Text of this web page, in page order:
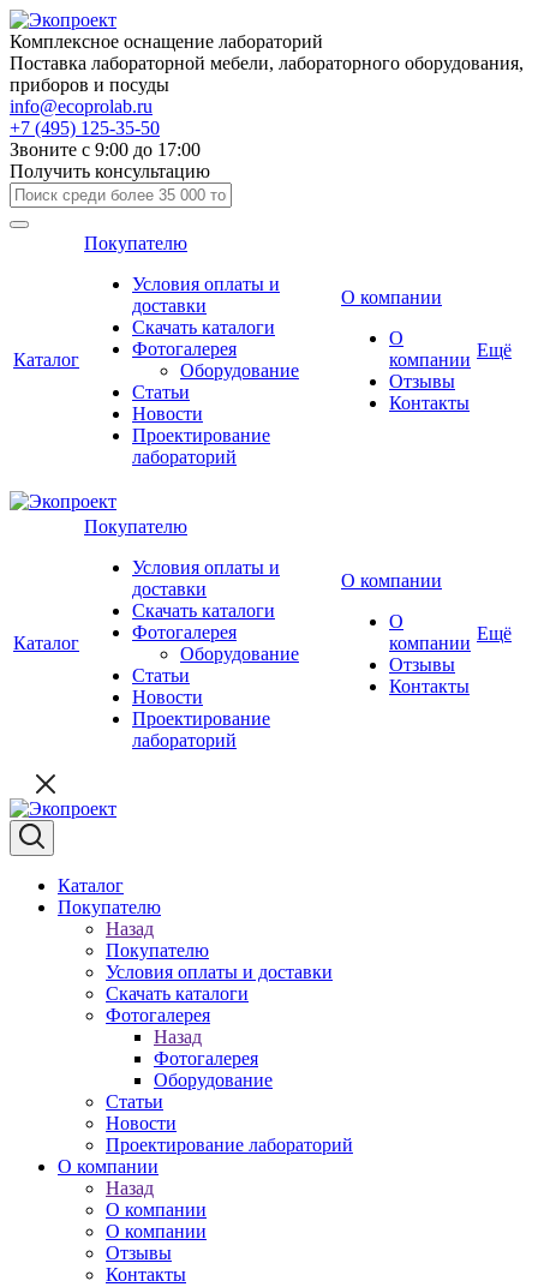
Комплексное оснащение лабораторий
Поставка лабораторной мебели, лабораторного оборудования,
приборов и посуды
info@ecoprolab.ru
+7 (495) 125-35-50
Звоните с 9:00 до 17:00
Получить консультацию
Каталог
Покупателю
Условия оплаты и
доставки
Скачать каталоги
Фотогалерея
Оборудование
Статьи
Новости
Проектирование
лабораторий
О компании
О
компании
Отзывы
Контакты
Ещё
Каталог
Покупателю
Условия оплаты и
доставки
Скачать каталоги
Фотогалерея
Оборудование
Статьи
Новости
Проектирование
лабораторий
О компании
О
компании
Отзывы
Контакты
Ещё
Каталог
Покупателю
Назад
Покупателю
Условия оплаты и доставки
Скачать каталоги
Фотогалерея
Назад
Фотогалерея
Оборудование
Статьи
Новости
Проектирование лабораторий
О компании
Назад
О компании
О компании
Отзывы
Контакты